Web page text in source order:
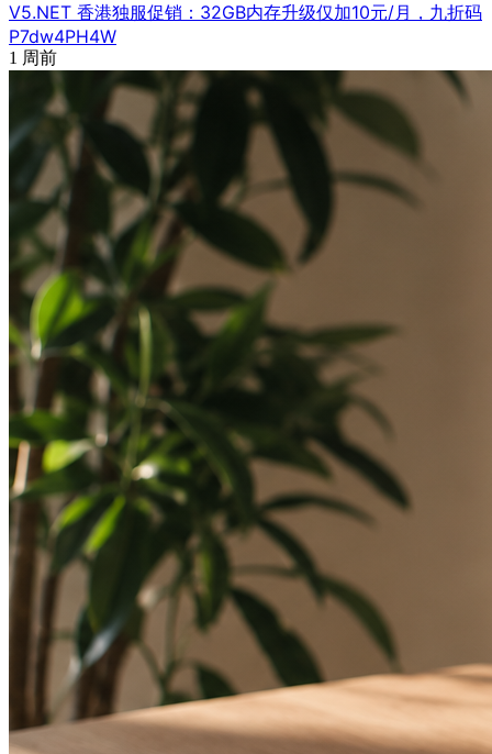
V5.NET 香港独服促销：32GB内存升级仅加10元/月，九折码
P7dw4PH4W
1 周前